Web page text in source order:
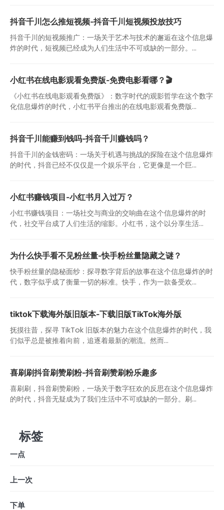
抖音千川怎么推短视频-抖音千川短视频投放技巧
抖音千川的短视频推广：一场关于艺术与技术的邂逅在这个信息爆
炸的时代，短视频已经成为人们生活中不可或缺的一部分。...
小红书在线电影观看免费版-免费电影看哪？🎬
《小红书在线电影观看免费版》：数字时代的观影哲学在这个数字
化信息爆炸的时代，小红书平台推出的在线电影观看免费版...
抖音千川能赚到钱吗-抖音千川赚钱吗？
抖音千川的金钱密码：一场关于机遇与挑战的探险在这个信息爆炸
的时代，抖音已经不仅仅是一个娱乐平台，它更像是一个巨...
小红书赚钱项目-小红书月入过万？
小红书赚钱项目：一场社交与商业的交响曲在这个信息爆炸的时
代，社交平台成了人们生活的缩影。小红书，这个以分享生活...
为什么快手看不见粉丝量-快手粉丝量隐藏之谜？
快手粉丝量的隐秘面纱：探寻数字背后的故事在这个信息爆炸的时
代，数字似乎成了衡量一切的标准。快手，作为一款备受欢...
tiktok下载海外版旧版本-下载旧版TikTok海外版
抚摸往昔，探寻 TikTok 旧版本的魅力在这个信息爆炸的时代，我
们似乎总是被推着向前，追逐着最新的潮流。然而...
喜刷刷抖音刷赞刷粉-抖音刷赞刷粉乐趣多
喜刷刷，抖音刷赞刷粉，一场关于数字狂欢的反思在这个信息爆炸
的时代，抖音无疑成为了我们生活中不可或缺的一部分。刷...
标签
一点
上一次
下单